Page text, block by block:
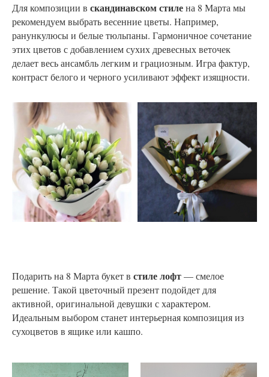
Для композиции в скандинавском стилена 8 Марта мы
рекомендуем выбрать весенние цветы. Например,
ранункулюсы и белые тюльпаны. Гармоничное сочетание
этих цветов с добавлением сухих древесных веточек
делает весь ансамбль легким и грациозным. Игра фактур,
контраст белого и черного усиливают эффект изящности.
Подарить на 8 Марта букет в стиле лофт— смелое
решение. Такой цветочный презент подойдет для
активной, оригинальной девушки с характером.
Идеальным выбором станет интерьерная композиция из
сухоцветов в ящике или кашпо.